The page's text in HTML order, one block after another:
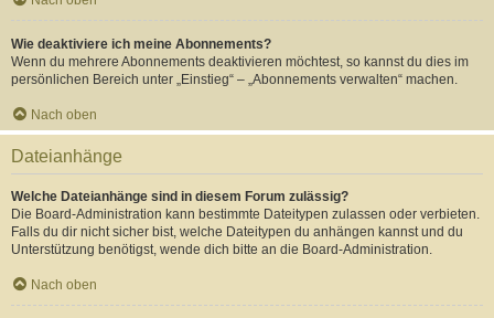
Wie deaktiviere ich meine Abonnements?
Wenn du mehrere Abonnements deaktivieren möchtest, so kannst du dies im
persönlichen Bereich unter „Einstieg“ – „Abonnements verwalten“ machen.
Nach oben
Dateianhänge
Welche Dateianhänge sind in diesem Forum zulässig?
Die Board-Administration kann bestimmte Dateitypen zulassen oder verbieten.
Falls du dir nicht sicher bist, welche Dateitypen du anhängen kannst und du
Unterstützung benötigst, wende dich bitte an die Board-Administration.
Nach oben